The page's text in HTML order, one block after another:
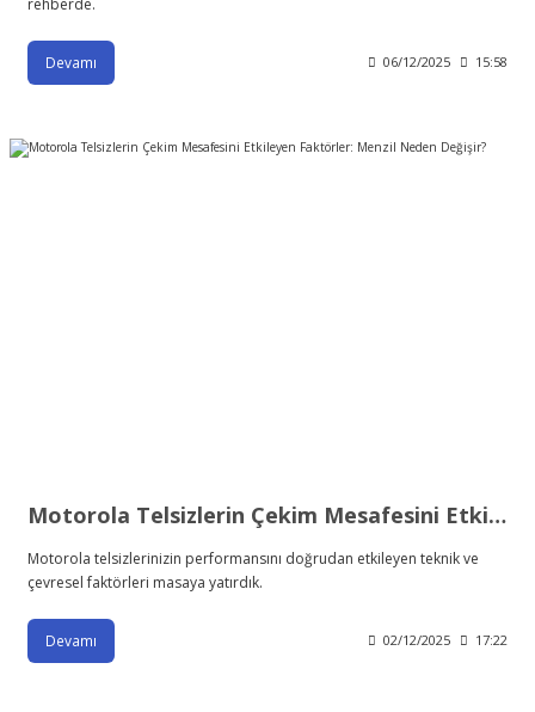
Devamı 06/12/2025 15:58
Motorola Telsizlerin Çekim Mesafesini Etkileyen Faktörler: Menzil Neden Değişir?
Motorola telsizlerinizin performansını doğrudan etkileyen teknik ve
çevresel faktörleri masaya yatırdık.
Devamı 02/12/2025 17:22